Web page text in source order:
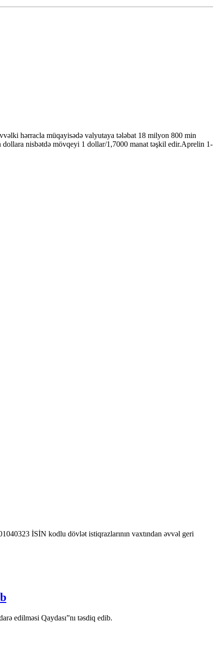
hərracla müqayisədə valyutaya tələbat 18 milyon 800 min
nisbətdə mövqeyi 1 dollar/1,7000 manat təşkil edir.Aprelin 1-
İSİN kodlu dövlət istiqrazlarının vaxtından əvvəl geri
edilməsi Qaydası”nı təsdiq edib.